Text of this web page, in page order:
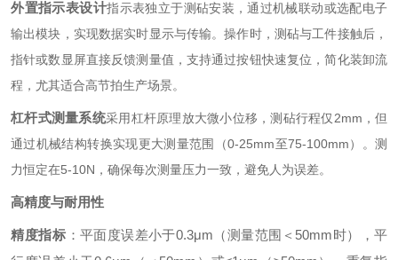
外置指示表设计指示表独立于测砧安装，通过机械联动或选配电子
输出模块，实现数据实时显示与传输。操作时，测砧与工件接触后，
指针或数显屏直接反馈测量值，支持通过按钮快速复位，简化装卸流
程，尤其适合高节拍生产场景。
杠杆式测量系统采用杠杆原理放大微小位移，测砧行程仅2mm，但
通过机械结构转换实现更大测量范围（0-25mm至75-100mm）。测
力恒定在5-10N，确保每次测量压力一致，避免人为误差。
高精度与耐用性
精度指标 ‌：平面度误差小于0.3μm（测量范围＜50mm时），平